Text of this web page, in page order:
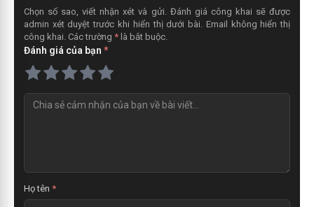
Chọn số sao, viết nhận xét và gửi. Đánh giá công khai sẽ được
admin xét duyệt trước khi hiển thị dưới bài. Email không hiển thị
công khai. Các trường *là bắt buộc.
Đánh giá của bạn *
é
Họ tên *